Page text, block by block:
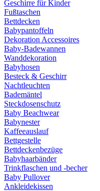
Geschirre für Kinder
Fußtaschen
Bettdecken
Babypantoffeln
Dekoration Accessoires
Baby-Badewannen
Wanddekoration
Babyhosen
Besteck & Geschirr
Nachtleuchten
Bademäntel
Steckdosenschutz
Baby Beachwear
Babynester
Kaffeeauslauf
Bettgestelle
Bettdeckenbezüge
Babyhaarbänder
Trinkflaschen und -becher
Baby Pullover
Ankleidekissen